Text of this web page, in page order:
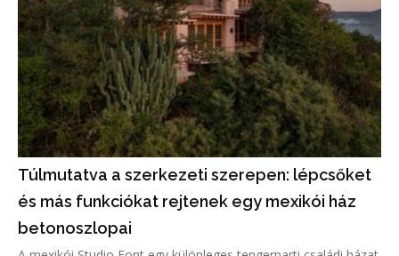
Túlmutatva a szerkezeti szerepen: lépcsőket
és más funkciókat rejtenek egy mexikói ház
betonoszlopai